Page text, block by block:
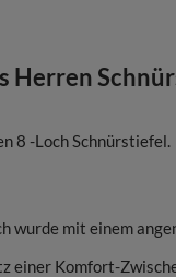
Herren
8 -Loch Schnürstiefel.
wurde mit einem
einer Komfort-